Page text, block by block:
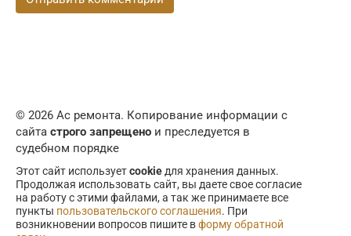
© 2026 Ас ремонта. Копирование информации с
сайта строго запрещено и преследуется в
судебном порядке
Этот сайт используетcookieдля хранения данных.
Продолжая использовать сайт, вы даете свое согласие
на работу с этими файлами, а так же принимаете все
пункты пользовательского соглашения. При
возникновении вопросов пишите вформу обратной